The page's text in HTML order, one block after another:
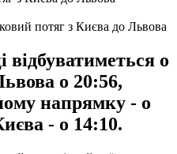
потяг з Києва до Львова
відбуватиметься о
о 20:56,
напрямку - о
- о 14:10.